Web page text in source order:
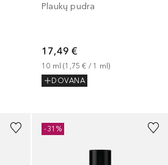
Plaukų pudra
17,49 €
10 ml (1,75 € / 1 ml)
DOVANA
-31%